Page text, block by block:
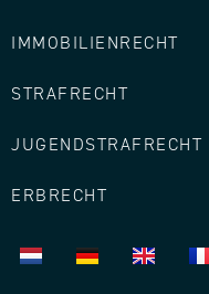
IMMOBILIENRECHT
STRAFRECHT
JUGENDSTRAFRECHT
ERBRECHT